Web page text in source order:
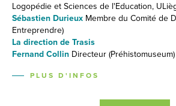
Logopédie et Sciences de l'Education,
Sébastien Durieux Membre du Comité de
Entreprendre)
La direction de Trasis
Fernand Collin Directeur (Préhistomuseum)
PLUS D'INFOS